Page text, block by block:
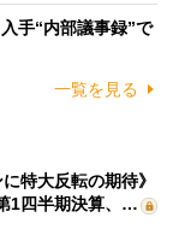
手“内部議事録”で
一覧を見る
特大反転の期待》
1四半期決算、…